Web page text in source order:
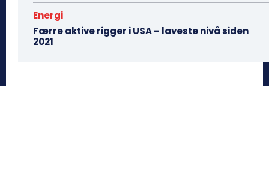
Energi
Færre aktive rigger i USA – laveste nivå siden
2021